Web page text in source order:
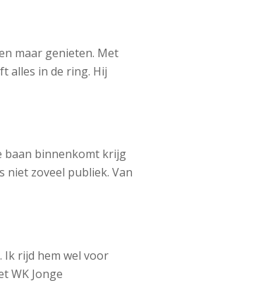
maar genieten. Met
alles in de ring. Hij
baan binnenkomt krijg
niet zoveel publiek. Van
Ik rijd hem wel voor
WK Jonge